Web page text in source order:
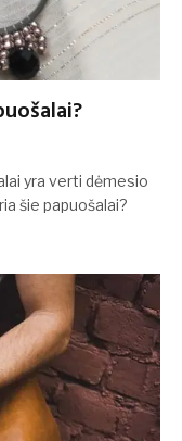
yra verti dėmesio
šie papuošalai?